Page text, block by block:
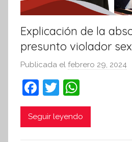
i
v
a
Explicación de la
presunto violador
Publicada el febrero 29, 2024
F
a
c
T
w
itt
h
at
Seguir leyendo